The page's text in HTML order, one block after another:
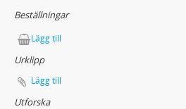
Beställningar
Lägg till
Urklipp
Lägg till
Utforska